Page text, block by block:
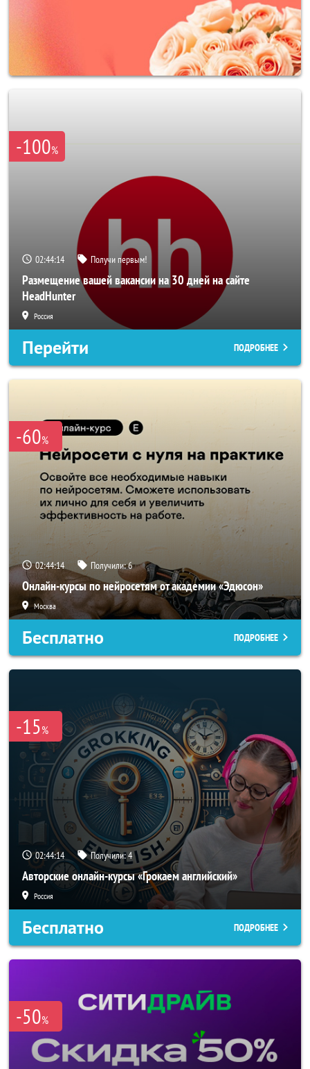
-100%
02:44:11 Получи первым!
Размещение вашей вакансии на 30 дней на сайте
HeadHunter
Россия
Перейти ПОДРОБНЕЕ
-60%
02:44:11 Получили:6
Онлайн-курсы по нейросетям от академии «Эдюсон»
Москва
Бесплатно ПОДРОБНЕЕ
-15%
02:44:11 Получили:4
Авторские онлайн-курсы «Грокаем английский»
Россия
Бесплатно ПОДРОБНЕЕ
-50%